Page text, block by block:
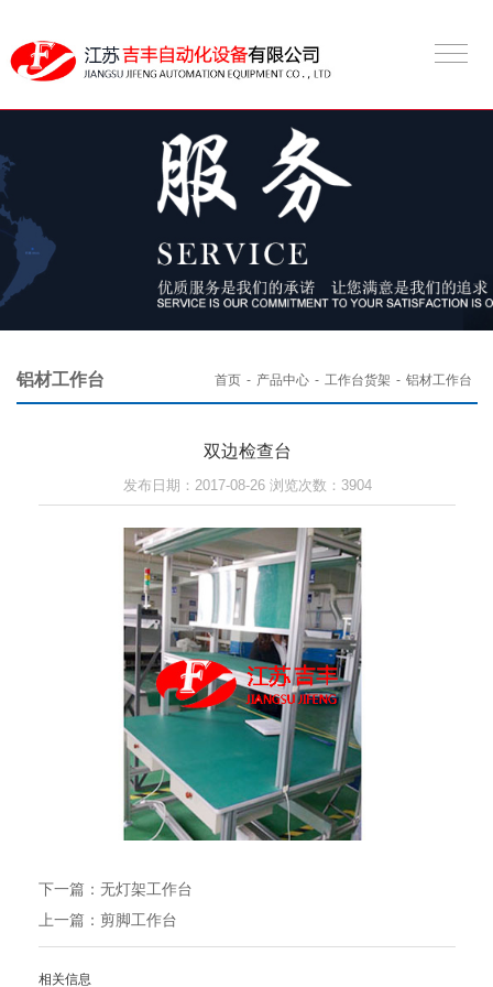
首页 - 产品中心 - 工作台货架 - 铝材工作台
铝材工作台
双边检查台
发布日期：2017-08-26 浏览次数：3904
下一篇： 无灯架工作台
上一篇： 剪脚工作台
相关信息